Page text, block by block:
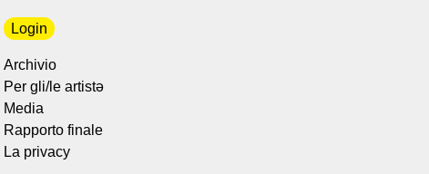
Login
Archivio
Per gli/le artistə
Media
Rapporto finale
La privacy